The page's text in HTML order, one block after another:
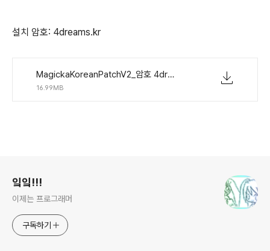
설치 암호: 4dreams.kr
MagickaKoreanPatchV2_암호 4dreams.kr .exe
16.99MB
잌잌!!!
이제는 프로그래머
구독하기